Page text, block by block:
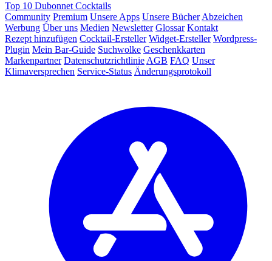
Top 10 Dubonnet Cocktails
Community Premium Unsere Apps Unsere Bücher Abzeichen
Werbung Über uns Medien Newsletter Glossar Kontakt
Rezept hinzufügen Cocktail-Ersteller Widget-Ersteller Wordpress-
Plugin Mein Bar-Guide Suchwolke Geschenkkarten
Markenpartner Datenschutzrichtlinie AGB FAQ Unser
Klimaversprechen Service-Status Änderungsprotokoll